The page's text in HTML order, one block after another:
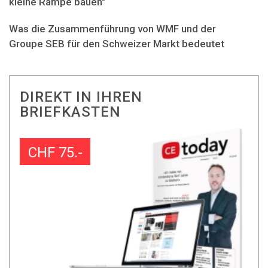
Was die Zusammenführung von WMF und der
Groupe SEB für den Schweizer Markt bedeutet
DIREKT IN IHREN
BRIEFKASTEN
CHF 75.-